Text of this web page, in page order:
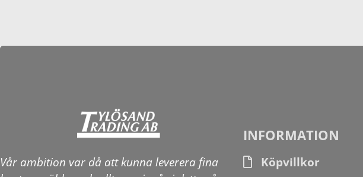
Vår ambition var då att kunna leverera fina
INFORMATION
Köpvillkor